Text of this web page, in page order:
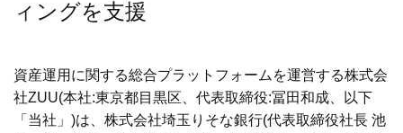
ィングを支援
資産運用に関する総合プラットフォームを運営する株式会
社ZUU(本社:東京都目黒区、代表取締役:冨田和成、以下
「当社」)は、株式会社埼玉りそな銀行(代表取締役社長 池